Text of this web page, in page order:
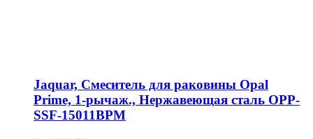
Jaquar, Смеситель для раковины Opal
Prime, 1-рычаж., Нержавеющая сталь OPP-
SSF-15011BPM